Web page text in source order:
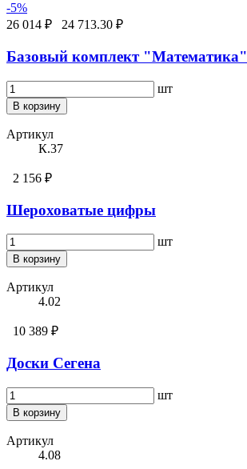
-5%
26 014 ₽
24 713.30 ₽
Базовый комплект "Математика"
шт
В корзину
Артикул
К.37
2 156 ₽
Шероховатые цифры
шт
В корзину
Артикул
4.02
10 389 ₽
Доски Сегена
шт
В корзину
Артикул
4.08